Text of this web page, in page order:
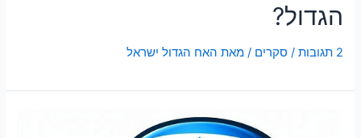
הגדול?
2 תגובות /סקרים/ מאתהאח הגדול ישראל